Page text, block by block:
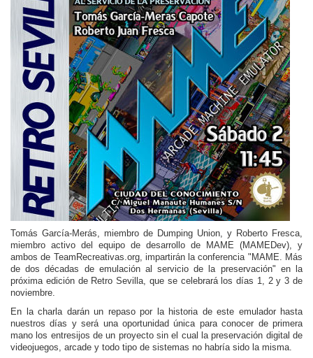
Tomás García-Merás, miembro de Dumping Union, y Roberto Fresca,
miembro activo del equipo de desarrollo de MAME (MAMEDev), y
ambos de TeamRecreativas.org, impartirán la conferencia "MAME. Más
de dos décadas de emulación al servicio de la preservación" en la
próxima edición de Retro Sevilla, que se celebrará los días 1, 2 y 3 de
noviembre.
En la charla darán un repaso por la historia de este emulador hasta
nuestros días y será una oportunidad única para conocer de primera
mano los entresijos de un proyecto sin el cual la preservación digital de
videojuegos, arcade y todo tipo de sistemas no habría sido la misma.